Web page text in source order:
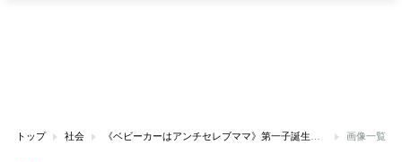
トップ 社会 画像一覧